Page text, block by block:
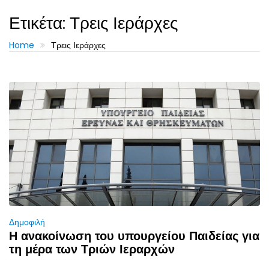
Ετικέτα: Τρεις Ιεράρχες
Home Τρεις Ιεράρχες
Δημοφιλή
Η ανακοίνωση του υπουργείου Παιδείας για
τη μέρα των Τριών Ιεραρχών